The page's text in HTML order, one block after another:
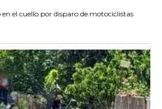
el cuello por disparo de motociclistas